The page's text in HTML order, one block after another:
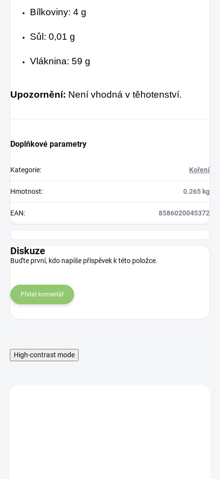
Bílkoviny: 4 g
Sůl: 0,01 g
Vláknina: 59 g
Upozornění: Není vhodná v těhotenství.
Doplňkové parametry
Kategorie: Koření
Hmotnost: 0.265 kg
EAN: 8586020045372
Diskuze
Buďte první, kdo napíše příspěvek k této položce.
Přidat komentář
High-contrast mode